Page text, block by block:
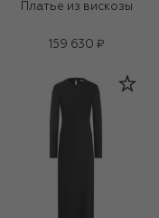
Платье из вискозы
159 630 ₽